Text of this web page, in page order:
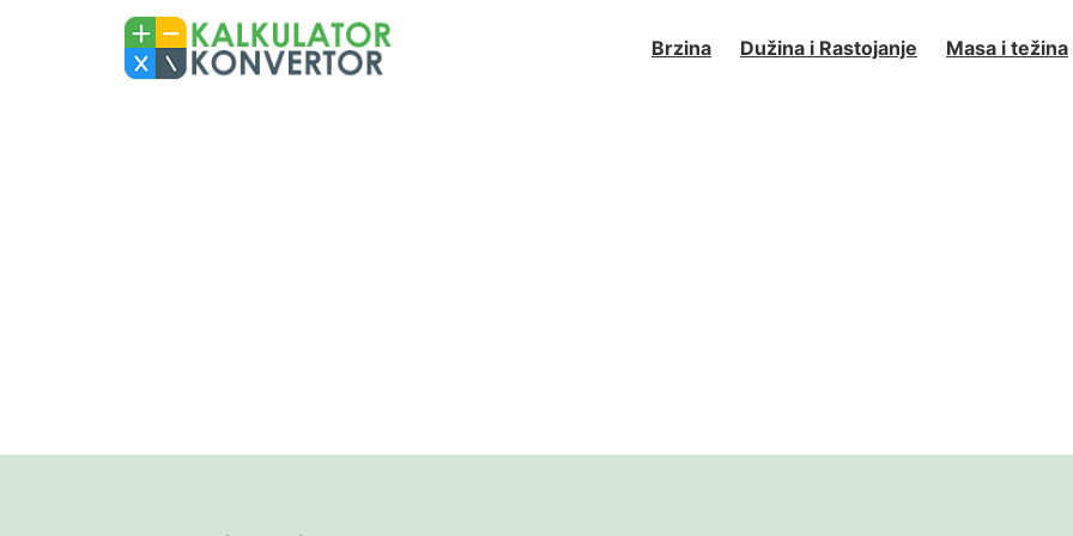
Brzina Dužina i Rastojanje Masa i težina